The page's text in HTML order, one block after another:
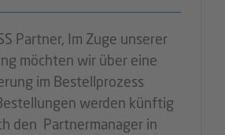
Partner, Im Zuge unserer
möchten wir über eine
im Bestellprozess
werden künftig
den Partnermanager in